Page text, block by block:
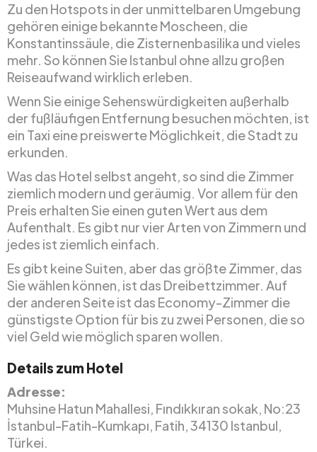
Zu den Hotspots in der unmittelbaren Umgebung
gehören einige bekannte Moscheen, die
Konstantinssäule, die Zisternenbasilika und vieles
mehr. So können Sie Istanbul ohne allzu großen
Reiseaufwand wirklich erleben.
Wenn Sie einige Sehenswürdigkeiten außerhalb
der fußläufigen Entfernung besuchen möchten, ist
ein Taxi eine preiswerte Möglichkeit, die Stadt zu
erkunden.
Was das Hotel selbst angeht, so sind die Zimmer
ziemlich modern und geräumig. Vor allem für den
Preis erhalten Sie einen guten Wert aus dem
Aufenthalt. Es gibt nur vier Arten von Zimmern und
jedes ist ziemlich einfach.
Es gibt keine Suiten, aber das größte Zimmer, das
Sie wählen können, ist das Dreibettzimmer. Auf
der anderen Seite ist das Economy-Zimmer die
günstigste Option für bis zu zwei Personen, die so
viel Geld wie möglich sparen wollen.
Details zum Hotel
Adresse:
Muhsine Hatun Mahallesi, Fındıkkıran sokak, No:23
İstanbul-Fatih-Kumkapı, Fatih, 34130 Istanbul,
Türkei.